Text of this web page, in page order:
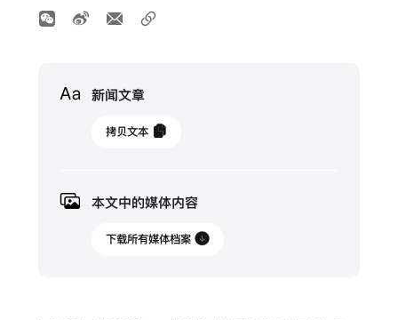
新闻文章
2025
月
拷贝文本
本文中的媒体内容
下载所有媒体档案